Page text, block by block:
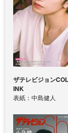
ザテレビジョン
INK
表紙：中島健人